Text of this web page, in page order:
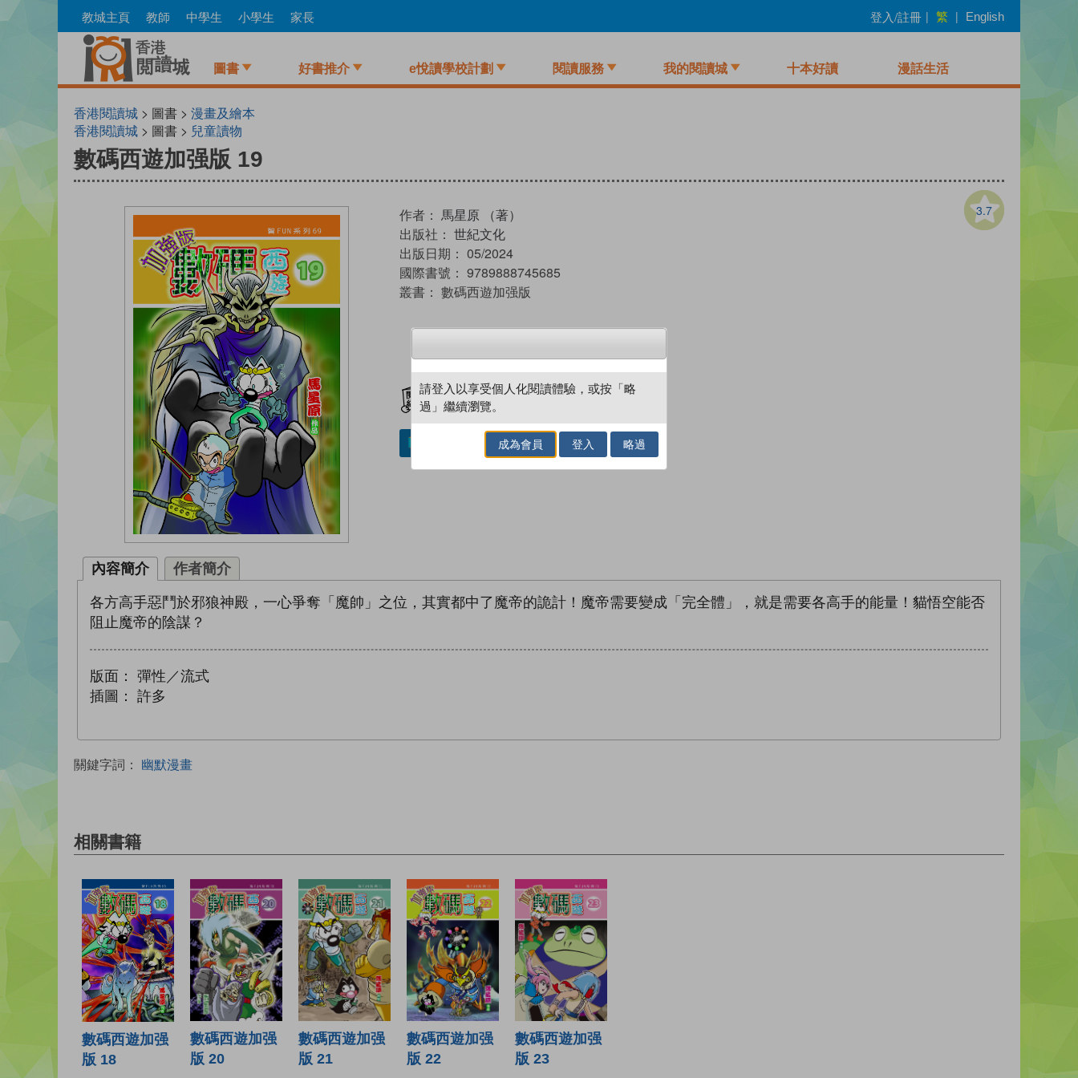
to
教城主頁 教師 中學生 小學生 家長 登入/註冊 | 繁 | English
圖書 好書推介 e悅讀學校計劃 閱讀服務 我的閱讀城 十本好讀 漫話生活
香港閱讀城 > 圖書 > 漫畫及繪本
香港閱讀城 > 圖書 > 兒童讀物
數碼西遊加强版 19
3.7
作者： 馬星原 （著）
出版社： 世紀文化
出版日期： 05/2024
國際書號： 9789888745685
叢書： 數碼西遊加强版
加入閱讀紀錄
加入／閱讀電子書
內容簡介 作者簡介
各方高手惡鬥於邪狼神殿，一心爭奪「魔帥」之位，其實都中了魔帝的詭計！魔帝需要變成「完全體」，就是需要各高手的能量！貓悟空能否
阻止魔帝的陰謀？
版面：
彈性／流式
插圖：
許多
關鍵字詞： 幽默漫畫
相關書籍
數碼西遊加强
版 18
數碼西遊加强
版 20
數碼西遊加强
版 21
數碼西遊加强
版 22
數碼西遊加强
版 23
請登入以享受個人化閱讀體驗，或按「略
過」繼續瀏覽。
成為會員 登入 略過